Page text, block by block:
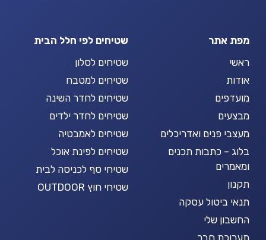
מפת אתר
ראשי
אודות
מועדפים
מבצעים
מעצבי פנים ואדריכלים
בלוג – כתבות תכנים
ומאמרים
תקנון
תנאי ביטול עסקה
החשבון שלי
תערוכת חבר
שטיחים לפי חלל הבית
שטיחים לסלון
שטיחים למטבח
שטיחים לחדר השינה
שטיחים לחדר ילדים
שטיחים לאמבטיה
שטיחים לפינת אוכל
שטיחי סף לכניסה לבית
שטיחי חוץ OUTDOOR